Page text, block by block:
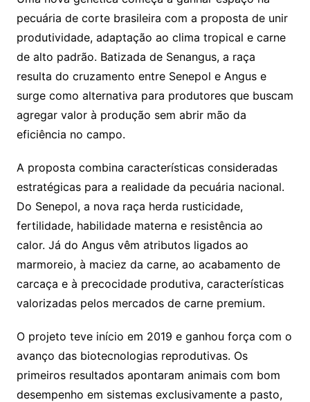
pecuária de corte brasileira com a proposta de unir
produtividade, adaptação ao clima tropical e carne
de alto padrão. Batizada de Senangus, a raça
resulta do cruzamento entre Senepol e Angus e
surge como alternativa para produtores que buscam
agregar valor à produção sem abrir mão da
eficiência no campo.
A proposta combina características consideradas
estratégicas para a realidade da pecuária nacional.
Do Senepol, a nova raça herda rusticidade,
fertilidade, habilidade materna e resistência ao
calor. Já do Angus vêm atributos ligados ao
marmoreio, à maciez da carne, ao acabamento de
carcaça e à precocidade produtiva, características
valorizadas pelos mercados de carne premium.
O projeto teve início em 2019 e ganhou força com o
avanço das biotecnologias reprodutivas. Os
primeiros resultados apontaram animais com bom
desempenho em sistemas exclusivamente a pasto,